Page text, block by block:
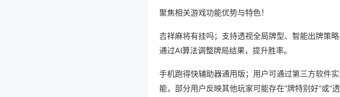
聚焦相关游戏功能优势与特色！
吉祥麻将有挂吗；支持透视全局牌型、智能出牌策
通过AI算法调整牌局结果，提升胜率。
手机跑得快辅助器通用版；用户可通过第三方软件实
能，部分用户反映其他玩家可能存在“牌特别好”或“